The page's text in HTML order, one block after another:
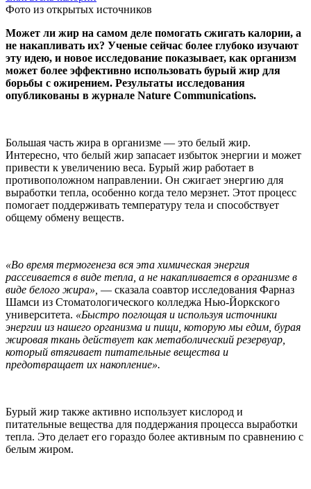
Фото из открытых источников
Может ли жир на самом деле помогать сжигать калории, а
не накапливать их? Ученые сейчас более глубоко изучают
эту идею, и новое исследование показывает, как организм
может более эффективно использовать бурый жир для
борьбы с ожирением. Результаты исследования
опубликованы в журнале Nature Communications.
Большая часть жира в организме — это белый жир.
Интересно, что белый жир запасает избыток энергии и может
привести к увеличению веса. Бурый жир работает в
противоположном направлении. Он сжигает энергию для
выработки тепла, особенно когда тело мерзнет. Этот процесс
помогает поддерживать температуру тела и способствует
общему обмену веществ.
«Во время термогенеза вся эта химическая энергия
рассеивается в виде тепла, а не накапливается в организме в
виде белого жира», — сказала соавтор исследования Фарназ
Шамси из Стоматологического колледжа Нью-Йоркского
университета. «Быстро поглощая и используя источники
энергии из нашего организма и пищи, которую мы едим, бурая
жировая ткань действует как метаболический резервуар,
который втягивает питательные вещества и
предотвращает их накопление».
Бурый жир также активно использует кислород и
питательные вещества для поддержания процесса выработки
тепла. Это делает его гораздо более активным по сравнению с
белым жиром.